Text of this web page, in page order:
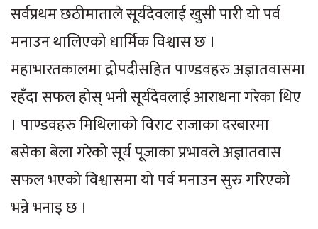
सर्वप्रथम छठीमाताले सूर्यदेवलाई खुसी पारी यो पर्व
मनाउन थालिएको धार्मिक विश्वास छ ।
महाभारतकालमा द्रोपदीसहित पाण्डवहरु अज्ञातवासमा
रहँदा सफल होस् भनी सूर्यदेवलाई आराधना गरेका थिए
। पाण्डवहरु मिथिलाको विराट राजाका दरबारमा
बसेका बेला गरेको सूर्य पूजाका प्रभावले अज्ञातवास
सफल भएको विश्वासमा यो पर्व मनाउन सुरु गरिएको
भन्ने भनाइ छ ।